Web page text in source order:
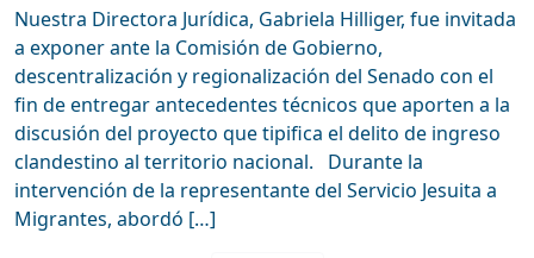
Nuestra Directora Jurídica, Gabriela Hilliger, fue invitada
a exponer ante la Comisión de Gobierno,
descentralización y regionalización del Senado con el
fin de entregar antecedentes técnicos que aporten a la
discusión del proyecto que tipifica el delito de ingreso
clandestino al territorio nacional. Durante la
intervención de la representante del Servicio Jesuita a
Migrantes, abordó […]